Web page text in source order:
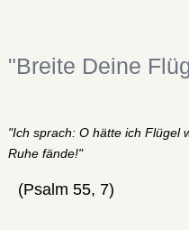
"Breite Deine
"Ich sprach: O hätte ich Flügel
Ruhe fände!"
(Psalm 55, 7)